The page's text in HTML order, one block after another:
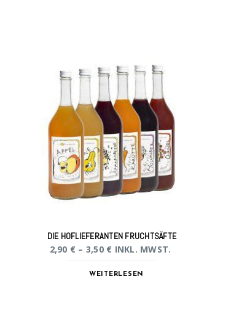
DIE HOFLIEFERANTEN FRUCHTSÄFTE
2,90 € – 3,50 € INKL. MWST.
WEITERLESEN